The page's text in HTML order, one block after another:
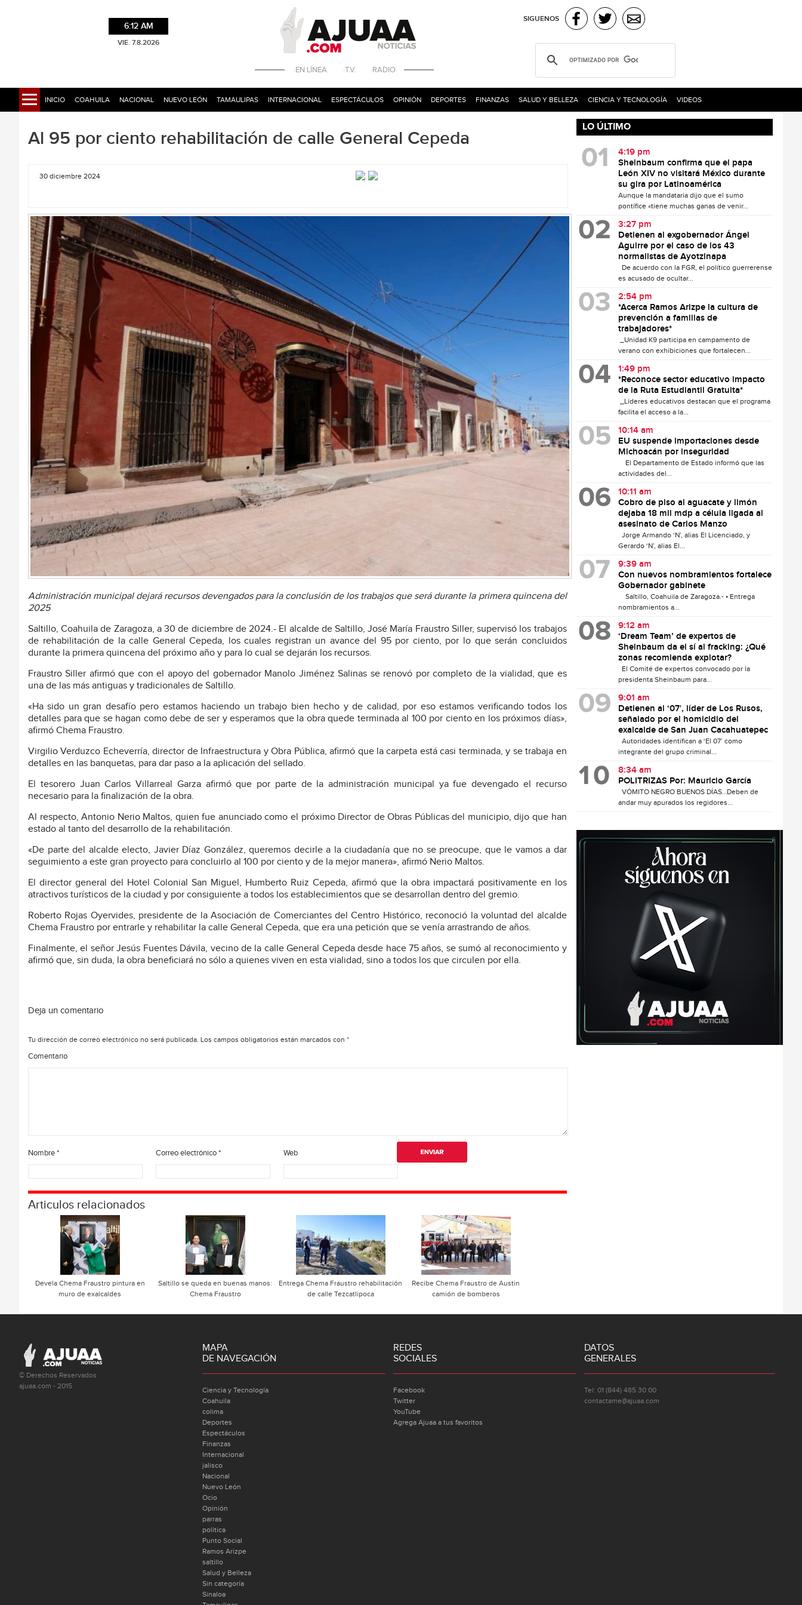
6:12 AM
VIE. 7.8.2026
·EN LÍNEA. ·T.V. ·RADIO
SIGUENOS
INICIO COAHUILA NACIONAL NUEVO LEÓN TAMAULIPAS INTERNACIONAL ESPECTÁCULOS OPINIÓN DEPORTES FINANZAS SALUD Y BELLEZA CIENCIA Y TECNOLOGÍA VIDEOS
Al 95 por ciento rehabilitación de calle General Cepeda
30 diciembre 2024
Administración municipal dejará recursos devengados para la conclusión de los trabajos que será durante la primera quincena del
2025
Saltillo, Coahuila de Zaragoza, a 30 de diciembre de 2024.- El alcalde de Saltillo, José María Fraustro Siller, supervisó los trabajos
de rehabilitación de la calle General Cepeda, los cuales registran un avance del 95 por ciento, por lo que serán concluidos
durante la primera quincena del próximo año y para lo cual se dejarán los recursos.
Fraustro Siller afirmó que con el apoyo del gobernador Manolo Jiménez Salinas se renovó por completo de la vialidad, que es
una de las más antiguas y tradicionales de Saltillo.
«Ha sido un gran desafío pero estamos haciendo un trabajo bien hecho y de calidad, por eso estamos verificando todos los
detalles para que se hagan como debe de ser y esperamos que la obra quede terminada al 100 por ciento en los próximos días»,
afirmó Chema Fraustro.
Virgilio Verduzco Echeverría, director de Infraestructura y Obra Pública, afirmó que la carpeta está casi terminada, y se trabaja en
detalles en las banquetas, para dar paso a la aplicación del sellado.
El tesorero Juan Carlos Villarreal Garza afirmó que por parte de la administración municipal ya fue devengado el recurso
necesario para la finalización de la obra.
Al respecto, Antonio Nerio Maltos, quien fue anunciado como el próximo Director de Obras Públicas del municipio, dijo que han
estado al tanto del desarrollo de la rehabilitación.
«De parte del alcalde electo, Javier Díaz González, queremos decirle a la ciudadanía que no se preocupe, que le vamos a dar
seguimiento a este gran proyecto para concluirlo al 100 por ciento y de la mejor manera», afirmó Nerio Maltos.
El director general del Hotel Colonial San Miguel, Humberto Ruiz Cepeda, afirmó que la obra impactará positivamente en los
atractivos turísticos de la ciudad y por consiguiente a todos los establecimientos que se desarrollan dentro del gremio.
Roberto Rojas Oyervides, presidente de la Asociación de Comerciantes del Centro Histórico, reconoció la voluntad del alcalde
Chema Fraustro por entrarle y rehabilitar la calle General Cepeda, que era una petición que se venía arrastrando de años.
Finalmente, el señor Jesús Fuentes Dávila, vecino de la calle General Cepeda desde hace 75 años, se sumó al reconocimiento y
afirmó que, sin duda, la obra beneficiará no sólo a quienes viven en esta vialidad, sino a todos los que circulen por ella.
Deja un comentario
Tu dirección de correo electrónico no será publicada. Los campos obligatorios están marcados con *
Comentario
Nombre* Correo electrónico* Web
Articulos relacionados
Devela Chema Fraustro pintura en
muro de exalcaldes
Saltillo se queda en buenas manos:
Chema Fraustro
Entrega Chema Fraustro rehabilitación
de calle Tezcatlipoca
Recibe Chema Fraustro de Austin
camión de bomberos
LO ÚLTIMO
4:19 pm
Sheinbaum confirma que el papa
León XIV no visitará México durante
su gira por Latinoamérica
Aunque la mandataria dijo que el sumo
pontífice «tiene muchas ganas de venir...
3:27 pm
Detienen al exgobernador Ángel
Aguirre por el caso de los 43
normalistas de Ayotzinapa
De acuerdo con la FGR, el político guerrerense
es acusado de ocultar...
2:54 pm
*Acerca Ramos Arizpe la cultura de
prevención a familias de
trabajadores*
_Unidad K9 participa en campamento de
verano con exhibiciones que fortalecen...
1:49 pm
*Reconoce sector educativo impacto
de la Ruta Estudiantil Gratuita*
_Líderes educativos destacan que el programa
facilita el acceso a la...
10:14 am
EU suspende importaciones desde
Michoacán por inseguridad
El Departamento de Estado informó que las
actividades del...
10:11 am
Cobro de piso al aguacate y limón
dejaba 18 mil mdp a célula ligada al
asesinato de Carlos Manzo
Jorge Armando ‘N’, alias El Licenciado, y
Gerardo ‘N’, alias El...
9:39 am
Con nuevos nombramientos fortalece
Gobernador gabinete
Saltillo, Coahuila de Zaragoza.- • Entrega
nombramientos a...
9:12 am
‘Dream Team’ de expertos de
Sheinbaum da el sí al fracking: ¿Qué
zonas recomienda explotar?
El Comité de expertos convocado por la
presidenta Sheinbaum para...
9:01 am
Detienen al ‘07′, líder de Los Rusos,
señalado por el homicidio del
exalcalde de San Juan Cacahuatepec
Autoridades identifican a ‘El 07’ como
integrante del grupo criminal...
8:34 am
POLITRIZAS Por: Mauricio García
VÓMITO NEGRO BUENOS DÍAS…Deben de
andar muy apurados los regidores...
© Derechos Reservados
ajuaa.com - 2015
MAPA
DE NAVEGACIÓN
Ciencia y Tecnología
Coahuila
colima
Deportes
Espectáculos
Finanzas
Internacional
jalisco
Nacional
Nuevo León
Ocio
Opinión
parras
politica
Punto Social
Ramos Arizpe
saltillo
Salud y Belleza
Sin categoría
Sinaloa
REDES
SOCIALES
Facebook
Twitter
YouTube
Agrega Ajuaa a tus favoritos
DATOS
GENERALES
Tel: 01 (844) 485 30 00
contactame@ajuaa.com